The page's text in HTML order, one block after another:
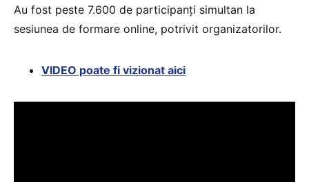
Au fost peste 7.600 de participanți simultan la
sesiunea de formare online, potrivit organizatorilor.
VIDEO poate fi vizionat aici